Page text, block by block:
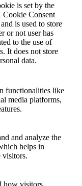
is set by the
Cookie Consent
is used to store
or not user has
to the use of
It does not store
data.
functionalities like
media platforms,
and analyze the
helps in
visitors.
how visitors